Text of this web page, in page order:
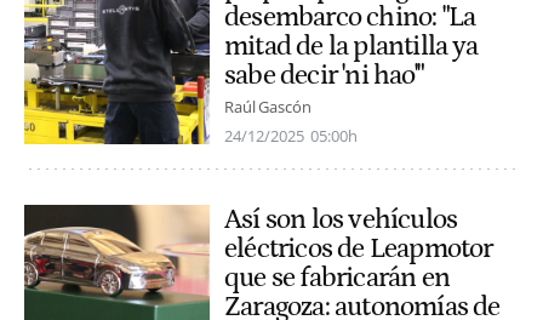
desembarco chino: "La
mitad de la plantilla ya
sabe decir 'ni hao'"
Raúl Gascón
24/12/2025 05:00h
Así son los vehículos
eléctricos de Leapmotor
que se fabricarán en
Zaragoza: autonomías de